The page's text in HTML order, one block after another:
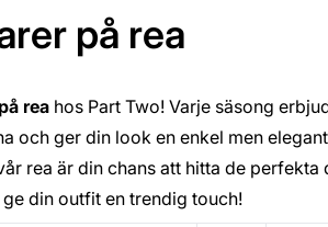
på rea
rea hos Part Two! Varje säsong
och ger din look en enkel men
rea är din chans att hitta de
din outfit en trendig touch!